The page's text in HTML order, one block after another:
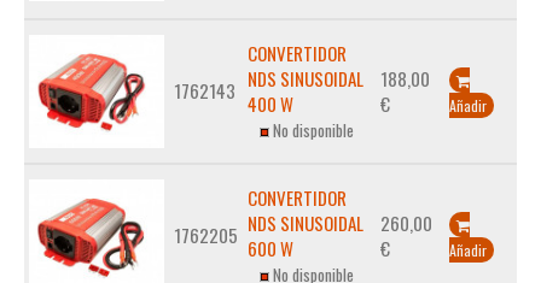
1762143
CONVERTIDOR
NDS SINUSOIDAL
400 W
No disponible
188,00
€
Añadir
1762205
CONVERTIDOR
NDS SINUSOIDAL
600 W
No disponible
260,00
€
Añadir